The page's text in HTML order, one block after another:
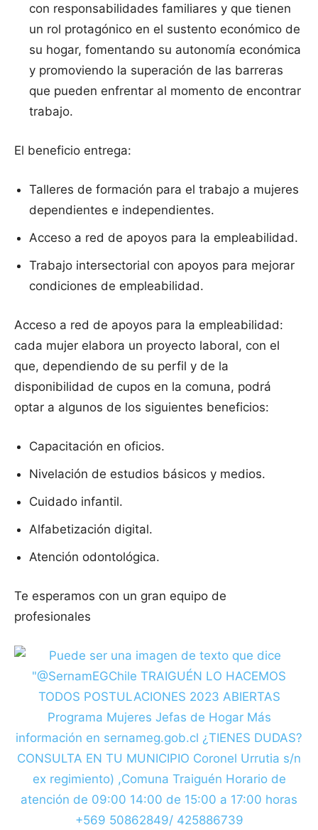
con responsabilidades familiares y que tienen
un rol protagónico en el sustento económico de
su hogar, fomentando su autonomía económica
y promoviendo la superación de las barreras
que pueden enfrentar al momento de encontrar
trabajo.
El beneficio entrega:
Talleres de formación para el trabajo a mujeres
dependientes e independientes.
Acceso a red de apoyos para la empleabilidad.
Trabajo intersectorial con apoyos para mejorar
condiciones de empleabilidad.
Acceso a red de apoyos para la empleabilidad:
cada mujer elabora un proyecto laboral, con el
que, dependiendo de su perfil y de la
disponibilidad de cupos en la comuna, podrá
optar a algunos de los siguientes beneficios:
Capacitación en oficios.
Nivelación de estudios básicos y medios.
Cuidado infantil.
Alfabetización digital.
Atención odontológica.
Te esperamos con un gran equipo de
profesionales